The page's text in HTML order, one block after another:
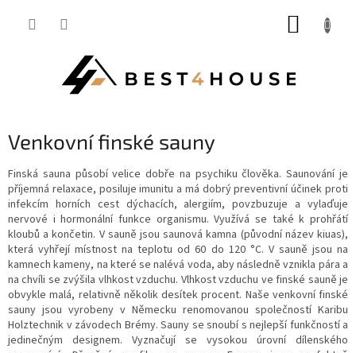
Venkovní finské sauny
Finská sauna působí velice dobře na psychiku člověka. Saunování je
příjemná relaxace, posiluje imunitu a má dobrý preventivní účinek proti
infekcím horních cest dýchacích, alergiím, povzbuzuje a vylaďuje
nervové i hormonální funkce organismu. Využívá se také k prohřátí
kloubů a končetin. V sauně jsou saunová kamna (původní název kiuas),
která vyhřejí místnost na teplotu od 60 do 120 °C. V sauně jsou na
kamnech kameny, na které se nalévá voda, aby následně vznikla pára a
na chvíli se zvýšila vlhkost vzduchu. Vlhkost vzduchu ve finské sauně je
obvykle malá, relativně několik desítek procent. Naše venkovní finské
sauny jsou vyrobeny v Německu renomovanou společností Karibu
Holztechnik v závodech Brémy. Sauny se snoubí s nejlepší funkčností a
jedinečným designem. Vyznačují se vysokou úrovní dílenského